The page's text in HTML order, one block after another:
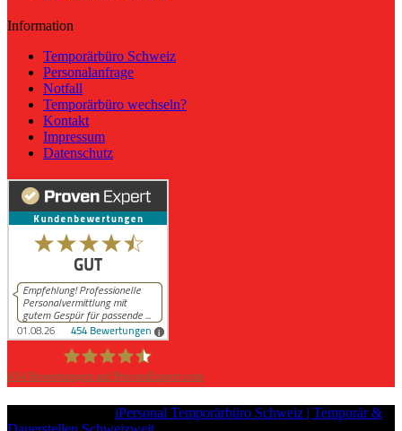
Information
Temporärbüro Schweiz
Personalanfrage
Notfall
Temporärbüro wechseln?
Kontakt
Impressum
Datenschutz
454 Bewertungen auf ProvenExpert.com
iPersonal Temporärbüro Schweiz | Temporär &